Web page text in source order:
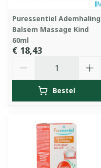
Puressentiel Ademhaling
Balsem Massage Kind
60ml
€ 18,43
Bestel